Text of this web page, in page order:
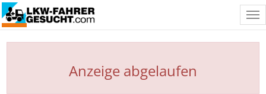
Anzeige abgelaufen